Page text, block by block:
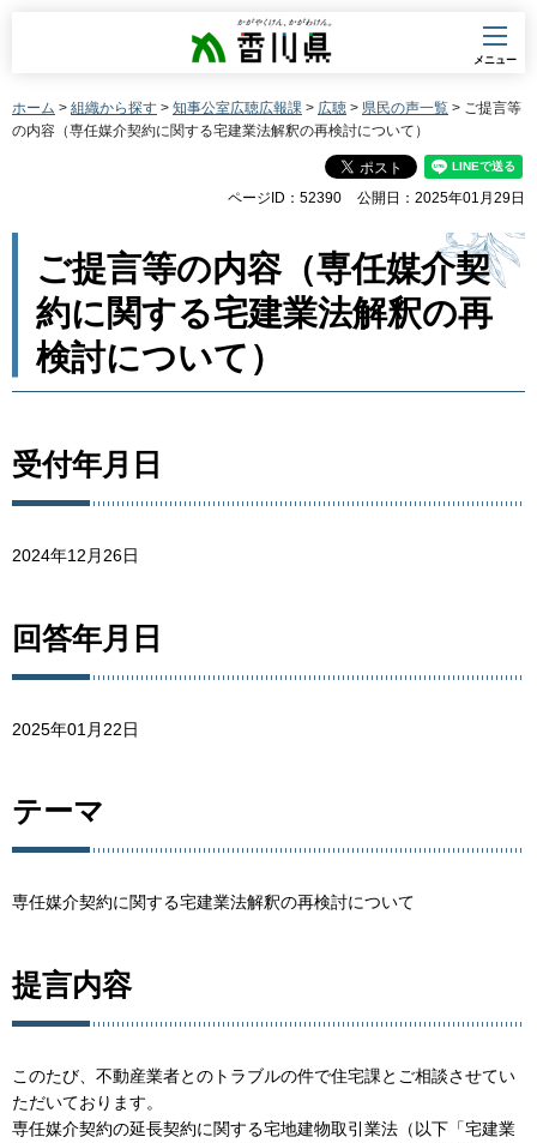
香川県
メニュー
ホーム > 組織から探す > 知事公室広聴広報課 > 広聴 > 県民の声一覧 > ご提言等
の内容（専任媒介契約に関する宅建業法解釈の再検討について）
ページID：52390 公開日：2025年01月29日
ご提言等の内容（専任媒介契
約に関する宅建業法解釈の再
検討について）
受付年月日
2024年12月26日
回答年月日
2025年01月22日
テーマ
専任媒介契約に関する宅建業法解釈の再検討について
提言内容
このたび、不動産業者とのトラブルの件で住宅課とご相談させてい
ただいております。
専任媒介契約の延長契約に関する宅地建物取引業法（以下「宅建業